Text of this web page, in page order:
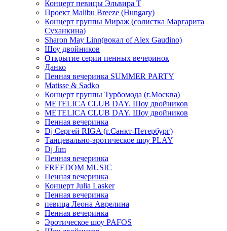
Концерт певицы Эльвира Т
Проект Malibu Breeze (Hungary)
Концерт группы Мираж (солистка Маргарита
Суханкина)
Sharon May Linn(вокал of Alex Gaudino)
Шоу двойников
Открытие серии пенных вечеринок
Данко
Пенная вечеринка SUMMER PARTY
Matisse & Sadko
Концерт группы Турбомода (г.Москва)
METELICA CLUB DAY. Шоу двойников
METELICA CLUB DAY. Шоу двойников
Пенная вечеринка
Dj Сергей RIGA (г.Санкт-Петербург)
Танцевально-эротическое шоу PLAY
Dj Jim
Пенная вечеринка
FREEDOM MUSIC
Пенная вечеринка
Концерт Julia Lasker
Пенная вечеринка
певица Леона Аврелина
Пенная вечеринка
Эротическое шоу PAFOS